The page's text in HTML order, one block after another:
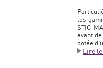
les
STIC
avant
dotée
Lire